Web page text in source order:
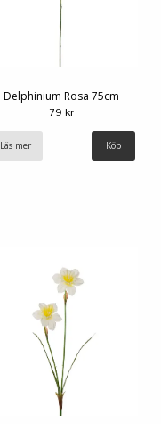
Delphinium Rosa 75cm
79 kr
Läs mer